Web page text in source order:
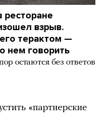
ресторане
взрыв.
терактом —
нем говорить
остаются без ответов
«партнерские